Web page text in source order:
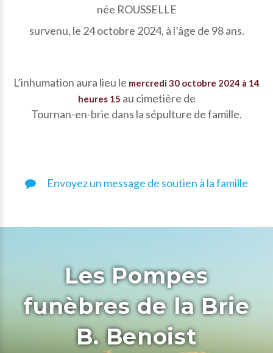
née ROUSSELLE
survenu, le 24 octobre 2024, à l’âge de 98 ans.
L’inhumation aura lieu le mercredi 30 octobre 2024 à 14
heures 15 au cimetière de
Tournan-en-brie dans la sépulture de famille.
Envoyez un message de soutien à la famille
Les Pompes
funèbres de la Brie
B. Benoist